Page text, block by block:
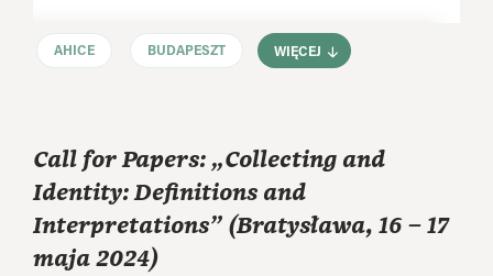
AHICE BUDAPESZT WIĘCEJ
Call for Papers: „Collecting and
Identity: Definitions and
Interpretations” (Bratysława, 16 – 17
maja 2024)